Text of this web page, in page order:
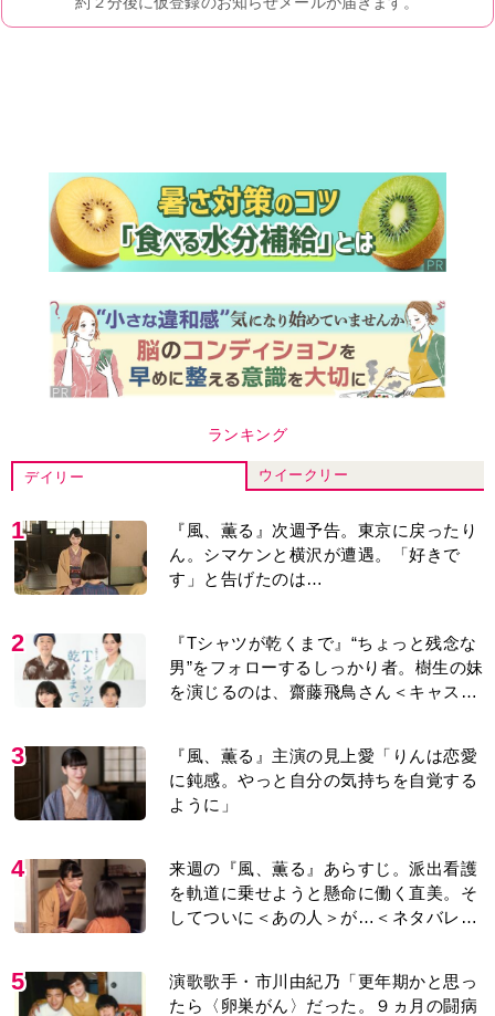
ランキング
デイリー ウイークリー
1
『風、薫る』次週予告。東京に戻ったり
ん。シマケンと横沢が遭遇。「好きで
す」と告げたのは…
2
『Tシャツが乾くまで』“ちょっと残念な
男”をフォローするしっかり者。樹生の妹
を演じるのは、齋藤飛鳥さん＜キャスト
3
『風、薫る』主演の見上愛「りんは恋愛
に鈍感。やっと自分の気持ちを自覚する
ように」
4
来週の『風、薫る』あらすじ。派出看護
を軌道に乗せようと懸命に働く直美。そ
してついに＜あの人＞が…＜ネタバレあ
5
演歌歌手・市川由紀乃「更年期かと思っ
たら〈卵巣がん〉だった。９ヵ月の闘病